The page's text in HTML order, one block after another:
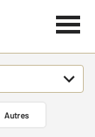
Autres